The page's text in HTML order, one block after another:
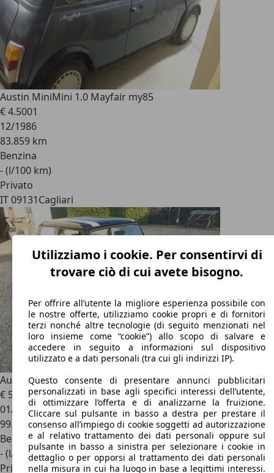
Austin MiniMini 1.0 Mayfair my85
€ 4.5001
12/1986
83.859 km
Benzina
- (l/100 km)
Privato
IT 09131Cagliari
Austin MiniMini 1.0 Mayfair my84
€ 5.500
01/1984
99.999 km
Benzina
- (l/100 km)
Privato
Utilizziamo i cookie. Per consentirvi di
trovare ciò di cui avete bisogno.
Per offrire all’utente la migliore esperienza possibile con
le nostre offerte, utilizziamo cookie propri e di fornitori
terzi nonché altre tecnologie (di seguito menzionati nel
loro insieme come “cookie”) allo scopo di salvare e
accedere in seguito a informazioni sul dispositivo
utilizzato e a dati personali (tra cui gli indirizzi IP).
Questo consente di presentare annunci pubblicitari
personalizzati in base agli specifici interessi dell’utente,
di ottimizzare l’offerta e di analizzarne la fruizione.
Cliccare sul pulsante in basso a destra per prestare il
consenso all’impiego di cookie soggetti ad autorizzazione
e al relativo trattamento dei dati personali oppure sul
pulsante in basso a sinistra per selezionare i cookie in
dettaglio o per opporsi al trattamento dei dati personali
nella misura in cui ha luogo in base a legittimi interessi.